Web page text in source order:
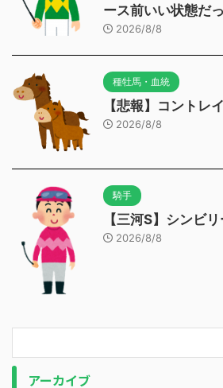
ース前いい状態だ
2026/8/8
種牡馬・血統
【悲報】コントレ
2026/8/8
騎手
【三河S】シンビ
2026/8/8
アーカイブ